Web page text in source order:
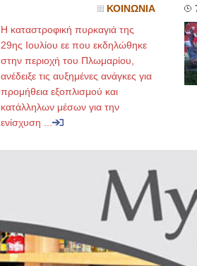
ΚΟΙΝΩΝΙΑ
Η καταστροφική πυρκαγιά της
29ης Ιουλίου εε που εκδηλώθηκε
στην περιοχή του Πλωμαρίου,
ανέδειξε τις αυξημένες ανάγκες για
προμήθεια εξοπλισμού και
κατάλληλων μέσων για την
ενίσχυση ...